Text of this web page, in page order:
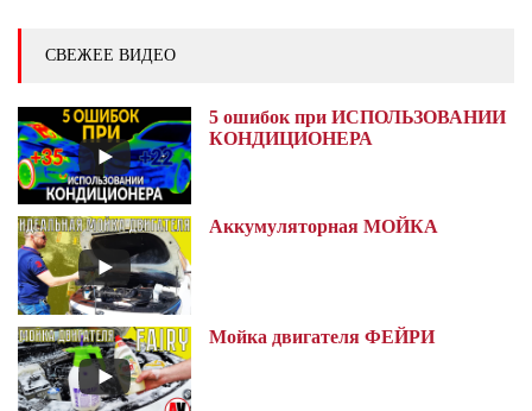
СВЕЖЕЕ ВИДЕО
5 ошибок при ИСПОЛЬЗОВАНИИ
КОНДИЦИОНЕРА
Аккумуляторная МОЙКА
Мойка двигателя ФЕЙРИ